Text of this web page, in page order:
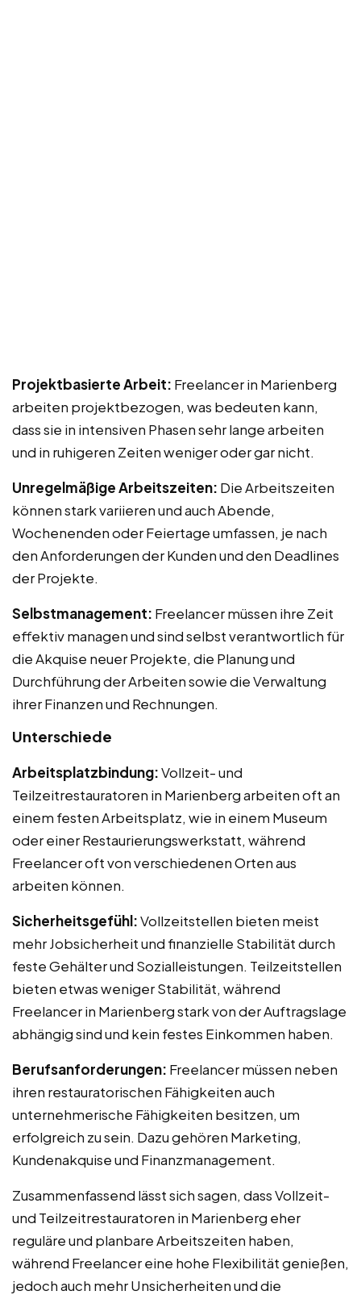
Projektbasierte Arbeit: Freelancer in Marienberg
arbeiten projektbezogen, was bedeuten kann,
dass sie in intensiven Phasen sehr lange arbeiten
und in ruhigeren Zeiten weniger oder gar nicht.
Unregelmäßige Arbeitszeiten: Die Arbeitszeiten
können stark variieren und auch Abende,
Wochenenden oder Feiertage umfassen, je nach
den Anforderungen der Kunden und den Deadlines
der Projekte.
Selbstmanagement: Freelancer müssen ihre Zeit
effektiv managen und sind selbst verantwortlich für
die Akquise neuer Projekte, die Planung und
Durchführung der Arbeiten sowie die Verwaltung
ihrer Finanzen und Rechnungen.
Unterschiede
Arbeitsplatzbindung:Vollzeit- und
Teilzeitrestauratoren in Marienberg arbeiten oft an
einem festen Arbeitsplatz, wie in einem Museum
oder einer Restaurierungswerkstatt, während
Freelancer oft von verschiedenen Orten aus
arbeiten können.
Sicherheitsgefühl:Vollzeitstellen bieten meist
mehr Jobsicherheit und finanzielle Stabilität durch
feste Gehälter und Sozialleistungen. Teilzeitstellen
bieten etwas weniger Stabilität, während
Freelancer in Marienberg stark von der Auftragslage
abhängig sind und kein festes Einkommen haben.
Berufsanforderungen: Freelancer müssen neben
ihren restauratorischen Fähigkeiten auch
unternehmerische Fähigkeiten besitzen, um
erfolgreich zu sein. Dazu gehören Marketing,
Kundenakquise und Finanzmanagement.
Zusammenfassend lässt sich sagen, dass Vollzeit-
und Teilzeitrestauratoren in Marienberg eher
reguläre und planbare Arbeitszeiten haben,
während Freelancer eine hohe Flexibilität genießen,
jedoch auch mehr Unsicherheiten und die